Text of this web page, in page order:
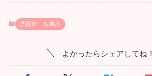
洗面所 お風呂
よかったらシェアしてね！